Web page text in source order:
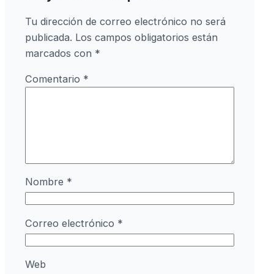
Tu dirección de correo electrónico no será
publicada. Los campos obligatorios están
marcados con *
Comentario *
Nombre *
Correo electrónico *
Web